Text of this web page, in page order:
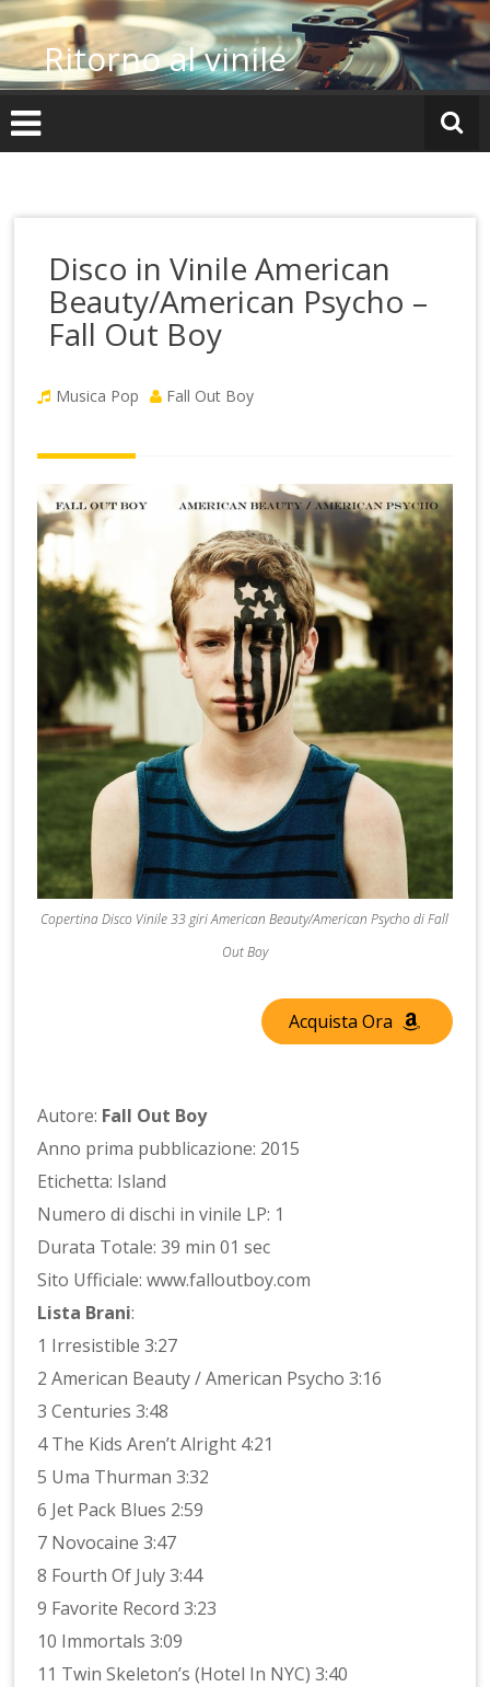
Vai
al
contenutoRitorno al vinile
Disco in Vinile American
Beauty/American Psycho –
Fall Out Boy
Musica Pop Fall Out Boy
Copertina Disco Vinile 33 giri American Beauty/American Psycho di Fall
Out Boy
Acquista Ora
Autore: Fall Out Boy
Anno prima pubblicazione: 2015
Etichetta: Island
Numero di dischi in vinile LP: 1
Durata Totale: 39 min 01 sec
Sito Ufficiale: www.falloutboy.com
Lista Brani:
1 Irresistible 3:27
2 American Beauty / American Psycho 3:16
3 Centuries 3:48
4 The Kids Aren’t Alright 4:21
5 Uma Thurman 3:32
6 Jet Pack Blues 2:59
7 Novocaine 3:47
8 Fourth Of July 3:44
9 Favorite Record 3:23
10 Immortals 3:09
11 Twin Skeleton’s (Hotel In NYC) 3:40